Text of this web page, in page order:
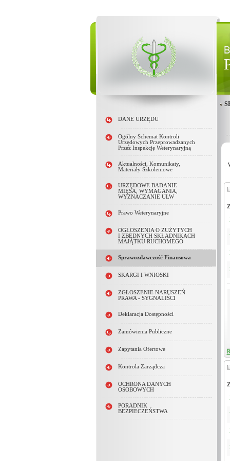
DANE URZĘDU
Ogólny Schemat Kontroli
Urzędowych Przeprowadzanych
Przez Inspekcję Weterynaryjną
Aktualności, Komunikaty,
Materiały Szkoleniowe
URZĘDOWE BADANIE
MIĘSA, WYMAGANIA,
WYZNACZANIE ULW
Prawo Weterynaryjne
OGŁOSZENIA O ZUŻYTYCH
I ZBĘDNYCH SKŁADNIKACH
MAJĄTKU RUCHOMEGO
Sprawozdawczość Finansowa
SKARGI I WNIOSKI
ZGŁOSZENIE NARUSZEŃ
PRAWA - SYGNALIŚCI
Deklaracja Dostępności
Zamówienia Publiczne
Zapytania Ofertowe
Kontrola Zarządcza
OCHRONA DANYCH
OSOBOWYCH
PORADNIK
BEZPIECZEŃSTWA